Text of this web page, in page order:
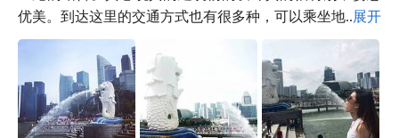
优美。到达这里的交通方式也有很多种，可以乘坐地...展开